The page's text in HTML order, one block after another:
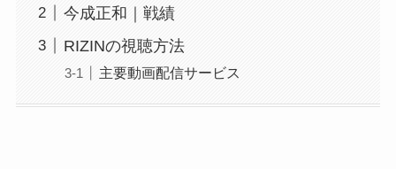
今成正和｜戦績
RIZINの視聴方法
主要動画配信サービス